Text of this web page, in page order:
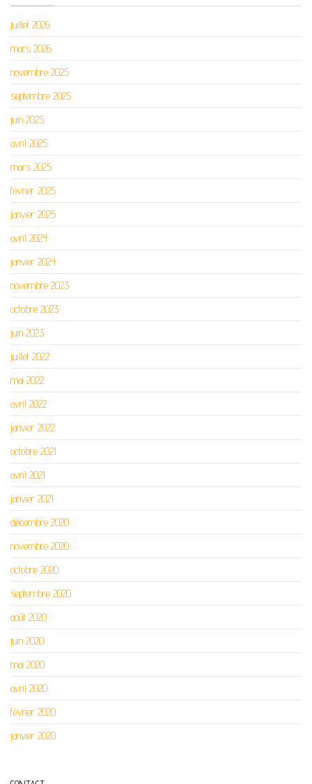
juillet 2026
mars 2026
novembre 2025
septembre 2025
juin 2025
avril 2025
mars 2025
février 2025
janvier 2025
avril 2024
janvier 2024
novembre 2023
octobre 2023
juin 2023
juillet 2022
mai 2022
avril 2022
janvier 2022
octobre 2021
avril 2021
janvier 2021
décembre 2020
novembre 2020
octobre 2020
septembre 2020
août 2020
juin 2020
mai 2020
avril 2020
février 2020
janvier 2020